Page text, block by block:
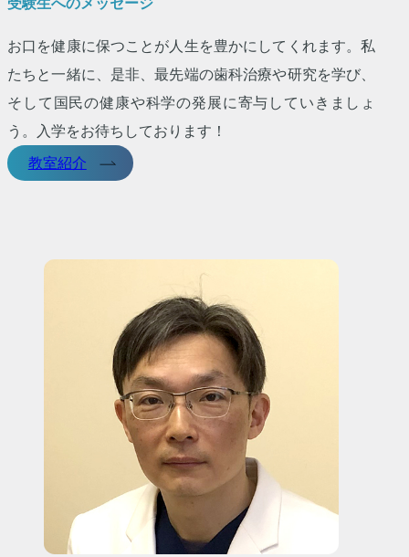
受験生へのメッセージ
お口を健康に保つことが人生を豊かにしてくれます。私
たちと一緒に、是非、最先端の歯科治療や研究を学び、
そして国民の健康や科学の発展に寄与していきましょ
う。入学をお待ちしております！
教室紹介